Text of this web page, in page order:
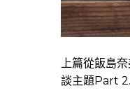
上篇從飯島
談主題Part